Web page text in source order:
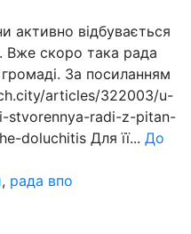
активно відбувається
Вже скоро така рада
За посиланням
articles/322003/u-
stvorennya-radi-z-pitan-
doluchitis Для її... До
, рада впо